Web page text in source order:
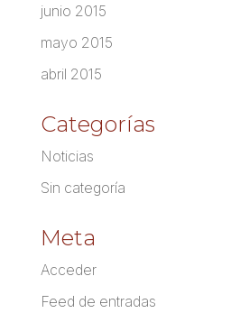
junio 2015
mayo 2015
abril 2015
Categorías
Noticias
Sin categoría
Meta
Acceder
Feed de entradas